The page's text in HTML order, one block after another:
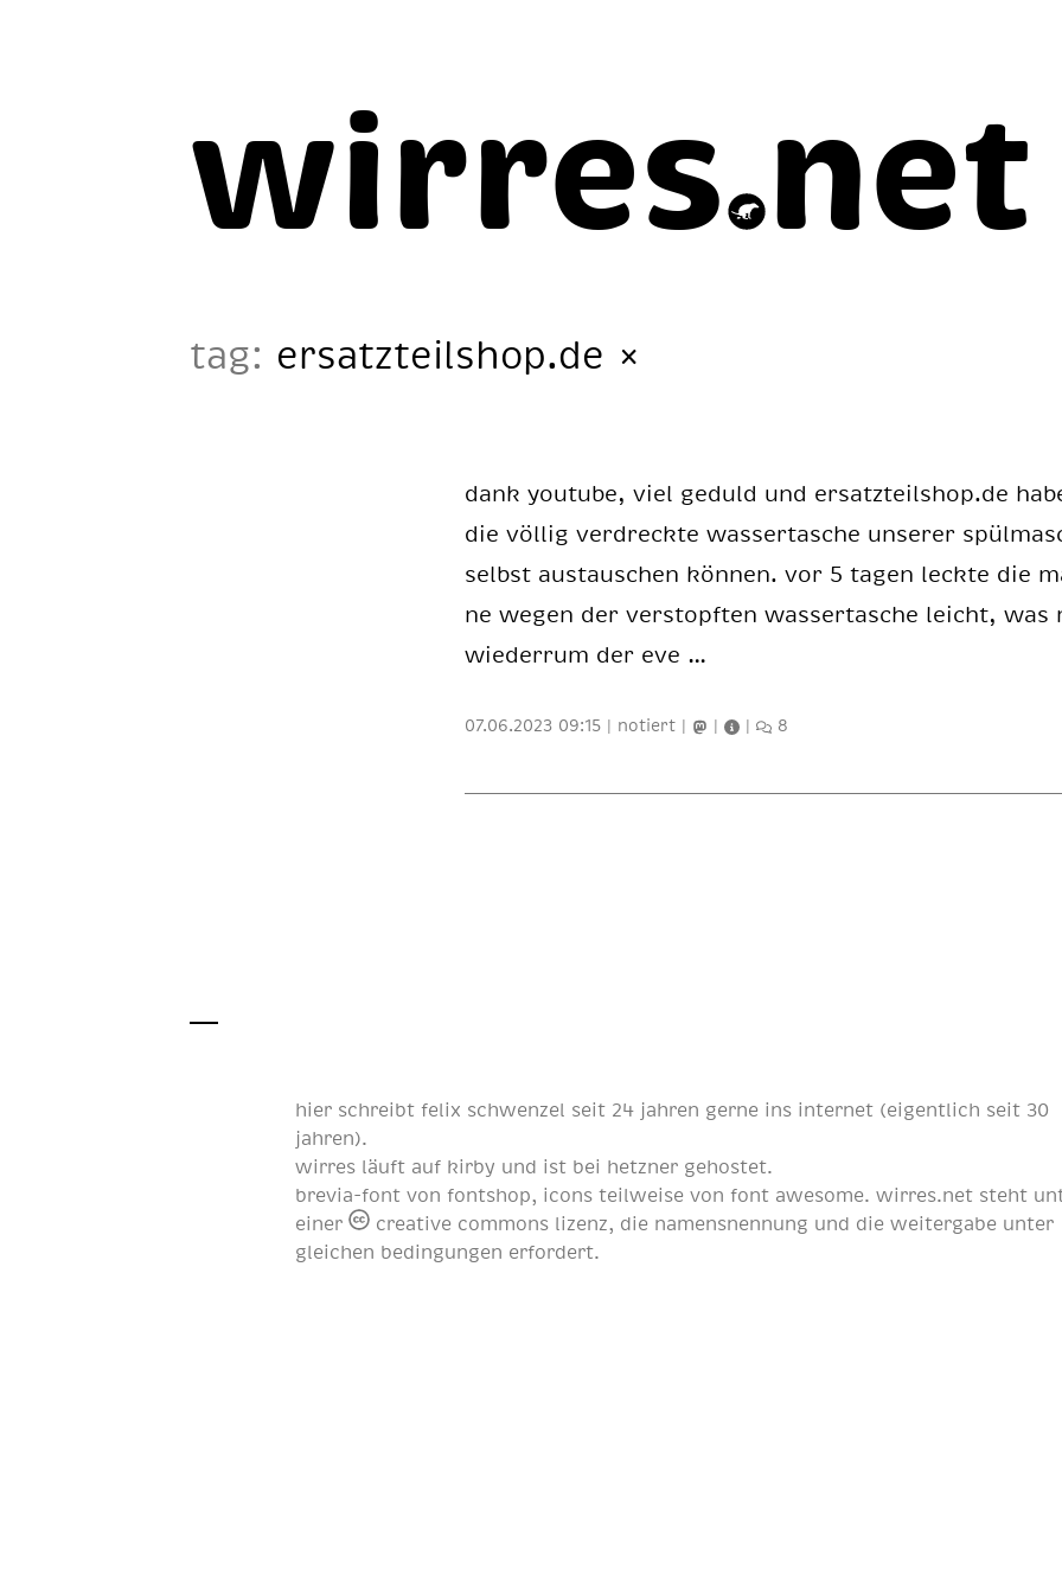
wirres net
tag: ersatzteilshop.de ×
dank you­tube, viel ge­duld und er­satz­teil­shop.de
die völ­lig ver­dreck­te was­ser­ta­sche un­se­rer
selbst aus­tau­schen kön­nen. vor 5 ta­gen leck­te die
ne we­gen der ver­stopf­ten was­ser­ta­sche leicht, was
wie­der­rum der eve …
07.06.2023 09:15 | notiert | | | 8
hier schreibtfelix schwenzel seit 24 jahren gerne ins internet (eigentlich seit 30
jahren).
wirres läuft auf kirby und ist bei hetzner gehostet.
brevia-font vonfontshop, icons teilweise vonfont awesome. wirres.net steht
einer
creative commons lizenz, die namensnennung und die weitergabe unter
gleichen bedingungen erfordert.